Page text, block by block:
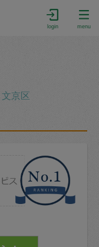
login menu
文京区